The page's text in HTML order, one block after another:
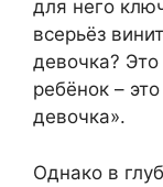
для него
всерьёз
девочка?
ребёнок –
девочка».
Однако в